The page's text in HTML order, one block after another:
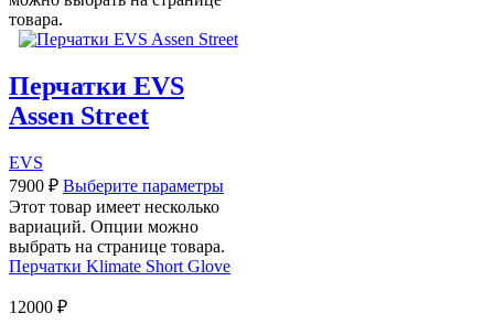
товара.
Перчатки EVS
Assen Street
EVS
7900 ₽ Выберите параметры
Этот товар имеет несколько
вариаций. Опции можно
выбрать на странице товара.
Перчатки Klimate Short Glove
12000 ₽